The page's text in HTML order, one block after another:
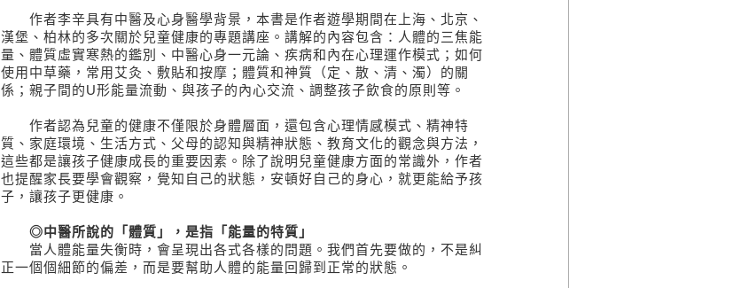
作者李辛具有中醫及心身醫學背景，本書是作者遊學期間在上海、北京、
漢堡、柏林的多次關於兒童健康的專題講座。講解的內容包含：人體的三焦能
量、體質虛實寒熱的鑑別、中醫心身一元論、疾病和內在心理運作模式；如何
使用中草藥，常用艾灸、敷貼和按摩；體質和神質（定、散、清、濁）的關
係；親子間的U形能量流動、與孩子的內心交流、調整孩子飲食的原則等。
作者認為兒童的健康不僅限於身體層面，還包含心理情感模式、精神特
質、家庭環境、生活方式、父母的認知與精神狀態、教育文化的觀念與方法，
這些都是讓孩子健康成長的重要因素。除了說明兒童健康方面的常識外，作者
也提醒家長要學會觀察，覺知自己的狀態，安頓好自己的身心，就更能給予孩
子，讓孩子更健康。
◎中醫所說的「體質」，是指「能量的特質」
當人體能量失衡時，會呈現出各式各樣的問題。我們首先要做的，不是糾
正一個個細節的偏差，而是要幫助人體的能量回歸到正常的狀態。